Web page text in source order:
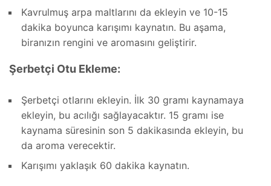
Kavrulmuş arpa maltlarını da ekleyin ve 10-15
dakika boyunca karışımı kaynatın. Bu aşama,
biranızın rengini ve aromasını geliştirir.
Şerbetçi Otu Ekleme:
Şerbetçi otlarını ekleyin. İlk 30 gramı kaynamaya
ekleyin, bu acılığı sağlayacaktır. 15 gramı ise
kaynama süresinin son 5 dakikasında ekleyin, bu
da aroma verecektir.
Karışımı yaklaşık 60 dakika kaynatın.